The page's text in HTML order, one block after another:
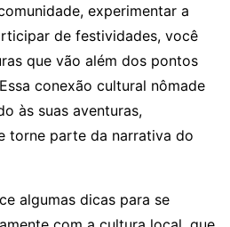
experimentar a
de festividades, você
que vão além dos pontos
conexão cultural nômade
às suas aventuras,
torne parte da narrativa do
algumas dicas para se